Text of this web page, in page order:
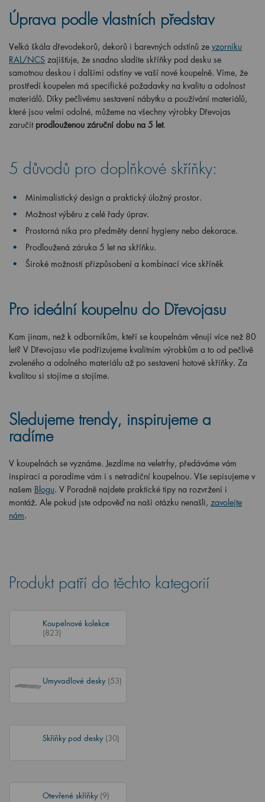
Úprava podle vlastních představ
Velká škála dřevodekorů, dekorů i barevných odstínů ze vzorníku
RAL/NCS zajišťuje, že snadno sladíte skříňky pod desku se
samotnou deskou i dalšími odstíny ve vaší nové koupelně. Víme, že
prostředí koupelen má specifické požadavky na kvalitu a odolnost
materiálů. Díky pečlivému sestavení nábytku a používání materiálů,
které jsou velmi odolné, můžeme na všechny výrobky Dřevojas
zaručit prodlouženou záruční dobu na 5 let.
5 důvodů pro doplňkové skříňky:
Minimalistický design a praktický úložný prostor.
Možnost výběru z celé řady úprav.
Prostorná nika pro předměty denní hygieny nebo dekorace.
Prodloužená záruka 5 let na skříňku.
Široké možnosti přizpůsobení a kombinací více skříněk
Pro ideální koupelnu do Dřevojasu
Kam jinam, než k odborníkům, kteří se koupelnám věnují více než 80
let? V Dřevojasu vše podřizujeme kvalitním výrobkům a to od pečlivě
zvoleného a odolného materiálu až po sestavení hotové skříňky. Za
kvalitou si stojíme a stojíme.
Sledujeme trendy, inspirujeme a
radíme
V koupelnách se vyznáme. Jezdíme na veletrhy, předáváme vám
inspiraci a poradíme vám i s netradiční koupelnou. Vše sepisujeme v
našem Blogu. V Poradně najdete praktické tipy na rozvržení i
montáž. Ale pokud jste odpověď na naši otázku nenašli, zavolejte
nám.
Produkt patří do těchto kategorií
Koupelnové kolekce
(823)
Umyvadlové desky (53)
Skříňky pod desky (30)
Otevřené skříňky (9)